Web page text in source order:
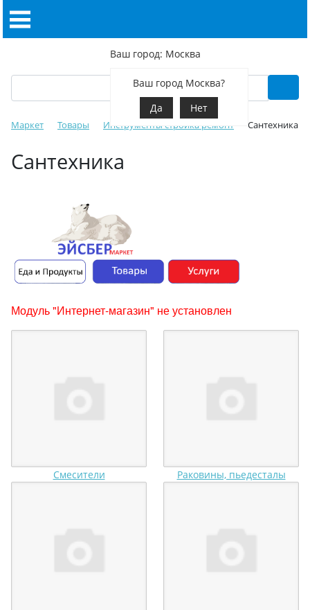
Ваш город: Москва
Ваш город Москва?
Да
Нет
Маркет Товары Инструменты стройка ремонт Сантехника
Сантехника
Модуль "Интернет-магазин" не установлен
Смесители Раковины, пьедесталы